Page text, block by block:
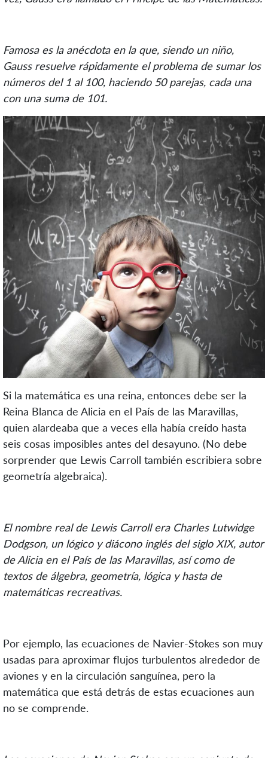
Famosa es la anécdota en la que, siendo un niño,
Gauss resuelve rápidamente el problema de sumar los
números del 1 al 100, haciendo 50 parejas, cada una
con una suma de 101.
Si la matemática es una reina, entonces debe ser la
Reina Blanca de Alicia en el País de las Maravillas,
quien alardeaba que a veces ella había creído hasta
seis cosas imposibles antes del desayuno. (No debe
sorprender que Lewis Carroll también escribiera sobre
geometría algebraica).
El nombre real de Lewis Carroll era Charles Lutwidge
Dodgson, un lógico y diácono inglés del siglo XIX, autor
de Alicia en el País de las Maravillas, así como de
textos de álgebra, geometría, lógica y hasta de
matemáticas recreativas.
Por ejemplo, las ecuaciones de Navier-Stokes son muy
usadas para aproximar flujos turbulentos alrededor de
aviones y en la circulación sanguínea, pero la
matemática que está detrás de estas ecuaciones aun
no se comprende.